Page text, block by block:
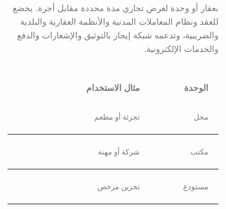
بعقار أو وحدة لغرض تجاري مدة محددة مقابل أجرة. يخضع
للعقد ونظام المعاملات المدنية والأنظمة العقارية والبلدية
والضريبية، وتدعمه شبكة إيجار بالتوثيق والإشعارات والدفع
والخدمات الإلكترونية.
الوحدة مثال الاستخدام
محل تجزئة أو مطعم
مكتب شركة أو مهنة
مستودع تخزين مرخص